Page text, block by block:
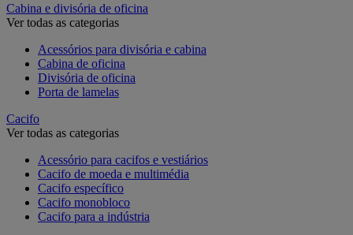
Cabina e divisória de oficina
Ver todas as categorias
Acessórios para divisória e cabina
Cabina de oficina
Divisória de oficina
Porta de lamelas
Cacifo
Ver todas as categorias
Acessório para cacifos e vestiários
Cacifo de moeda e multimédia
Cacifo específico
Cacifo monobloco
Cacifo para a indústria